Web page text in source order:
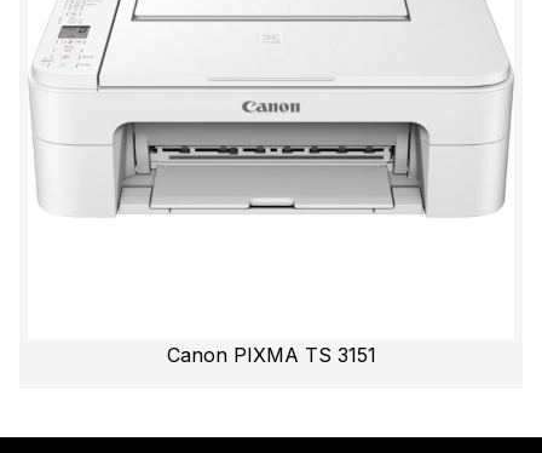
Canon PIXMA TS 3151